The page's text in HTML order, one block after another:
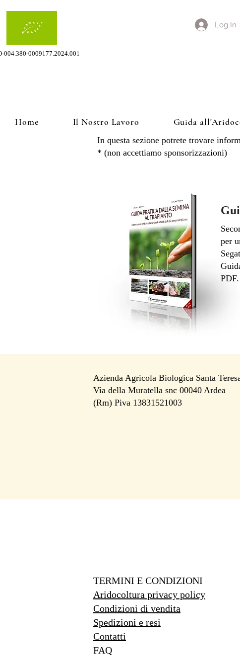
Log In
004.380-0009177.2024.001
Risorse Open Source
In questa sezione potrete trovare
* (non accettiamo sponsorizzazioni)
per
PDF.
Home Il Nostro Lavoro Guida
i
Azienda Agricola Biologica Santa
Via della Muratella snc 00040 Ardea
(Rm) Piva 13831521003
TERMINI E CONDIZIONI
Aridocoltura privacy policy
Condizioni di vendita
Spedizioni e resi
Contatti
FAQ